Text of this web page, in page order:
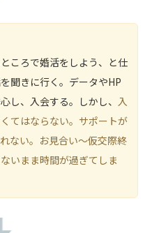
ころで婚活をしよう、と仕
聞きに行く。データやHP
し、入会する。しかし、 入
てはならない。サポートが
ない。お見合い～仮交際終
いまま時間が過ぎてしま